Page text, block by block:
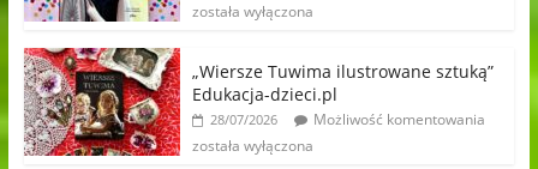
została wyłączona
„Wiersze Tuwima ilustrowane sztuką”
Edukacja-dzieci.pl
28/07/2026
Możliwość komentowania
została wyłączona